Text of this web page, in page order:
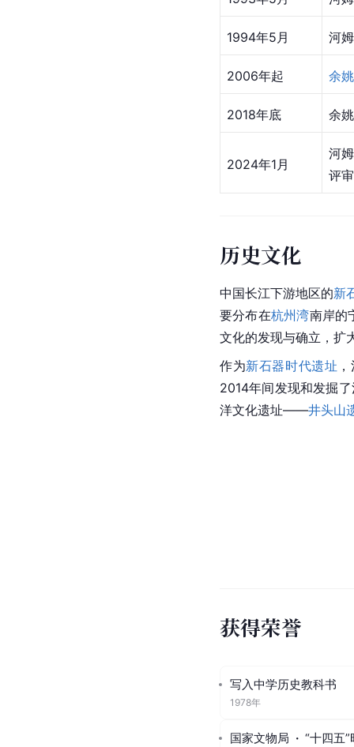
1994年5月 河
2006年起 余
2018年底 余
2024年1月
河
评
历史文化
中国长江下游地区的新
要分布在杭州湾南岸的
文化的发现与确立，扩
作为新石器时代遗址
2014年间发现和发掘
洋文化遗址——井头山
获得荣誉
写入中学历史教科书
1978年
国家文物局 · “十四五